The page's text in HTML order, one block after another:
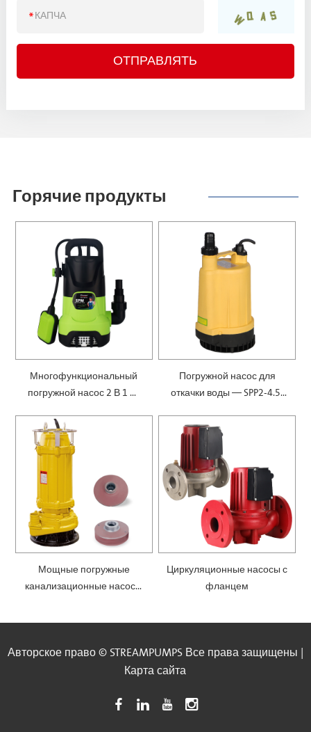
Горячие продукты
Многофункциональный
погружной насос 2 В 1 —
Погружной насос для
откачки воды — SPP2-4.5-
Мощные погружные
канализационные насосы
Циркуляционные насосы с
фланцем
Авторское право © STREAMPUMPS Все права защищены |
Карта сайта